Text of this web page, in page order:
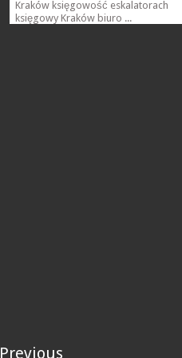
Kraków księgowość eskalatorach
księgowy Kraków biuro ...
Previous